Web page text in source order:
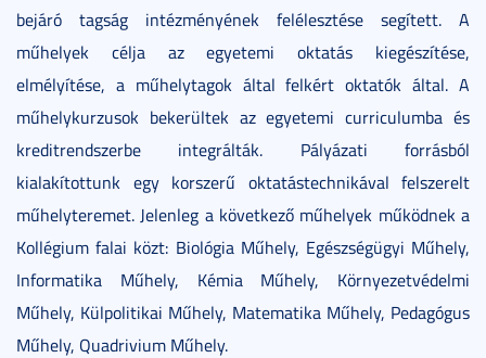
bejáró tagság intézményének felélesztése segített. A
műhelyek célja az egyetemi oktatás kiegészítése,
elmélyítése, a műhelytagok által felkért oktatók által. A
műhelykurzusok bekerültek az egyetemi curriculumba és
kreditrendszerbe integrálták. Pályázati forrásból
kialakítottunk egy korszerű oktatástechnikával felszerelt
műhelyteremet. Jelenleg a következő műhelyek működnek a
Kollégium falai közt: Biológia Műhely, Egészségügyi Műhely,
Informatika Műhely, Kémia Műhely, Környezetvédelmi
Műhely, Külpolitikai Műhely, Matematika Műhely, Pedagógus
Műhely, Quadrivium Műhely.